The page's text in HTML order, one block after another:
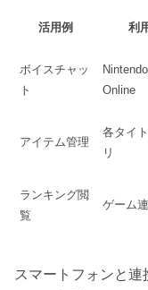
活用例 利
ボイスチャッ
ト
Online
アイテム管理
各タイ
リ
ランキング閲
覧
ゲーム
スマートフォンと